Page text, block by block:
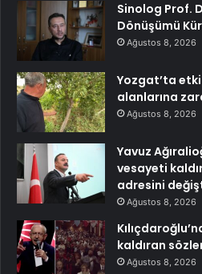
Sinolog Prof.
Dönüşümü
Ağustos 8, 2026
Yozgat’ta
alanlarına
Ağustos 8, 2026
Yavuz
vesayeti
adresini
Ağustos 8, 2026
kaldıran
Ağustos 8, 2026